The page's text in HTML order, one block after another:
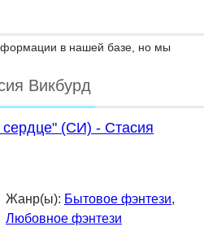
в нашей базе, но мы
Викбурд
(СИ) - Стасия
Жанр(ы): Бытовое фэнтези,
Любовное фэнтези